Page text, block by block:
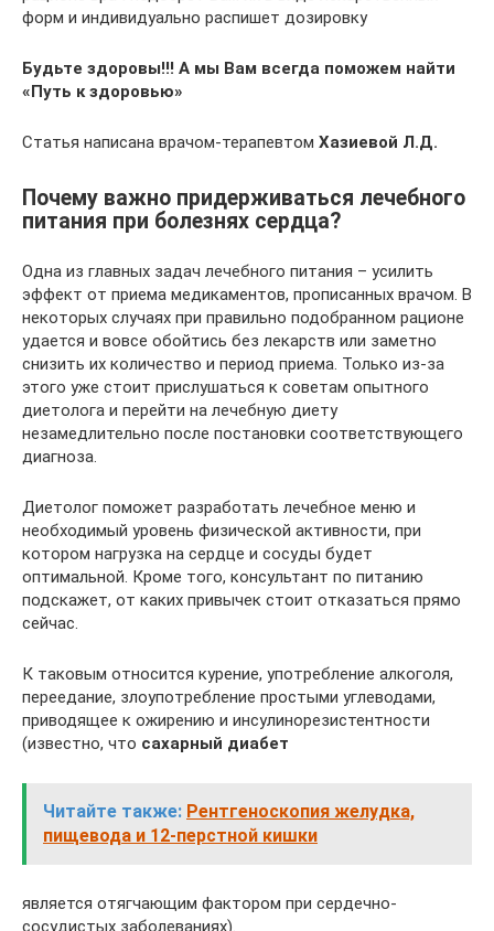
форм и индивидуально распишет дозировку
Будьте здоровы!!! А мы Вам всегда поможем найти
«Путь к здоровью»
Статья написана врачом-терапевтом Хазиевой Л.Д.
Почему важно придерживаться лечебного
питания при болезнях сердца?
Одна из главных задач лечебного питания – усилить
эффект от приема медикаментов, прописанных врачом. В
некоторых случаях при правильно подобранном рационе
удается и вовсе обойтись без лекарств или заметно
снизить их количество и период приема. Только из-за
этого уже стоит прислушаться к советам опытного
диетолога и перейти на лечебную диету
незамедлительно после постановки соответствующего
диагноза.
Диетолог поможет разработать лечебное меню и
необходимый уровень физической активности, при
котором нагрузка на сердце и сосуды будет
оптимальной. Кроме того, консультант по питанию
подскажет, от каких привычек стоит отказаться прямо
сейчас.
К таковым относится курение, употребление алкоголя,
переедание, злоупотребление простыми углеводами,
приводящее к ожирению и инсулинорезистентности
(известно, что сахарный диабет
Читайте также: Рентгеноскопия желудка,
пищевода и 12-перстной кишки
является отягчающим фактором при сердечно-
сосудистых заболеваниях).